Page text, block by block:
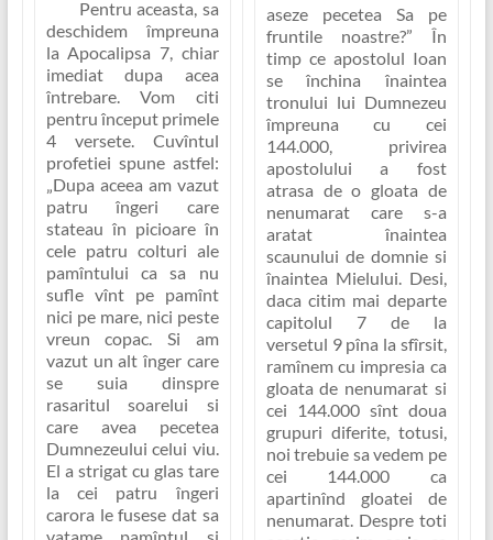
Pentru aceasta, sa
deschidem împreuna
la Apocalipsa 7, chiar
imediat dupa acea
întrebare. Vom citi
pentru început primele
4 versete. Cuvîntul
profetiei spune astfel:
„Dupa aceea am vazut
patru îngeri care
stateau în picioare în
cele patru colturi ale
pamîntului ca sa nu
sufle vînt pe pamînt
nici pe mare, nici peste
vreun copac. Si am
vazut un alt înger care
se suia dinspre
rasaritul soarelui si
care avea pecetea
Dumnezeului celui viu.
El a strigat cu glas tare
la cei patru îngeri
carora le fusese dat sa
aseze pecetea Sa pe
fruntile noastre?” În
timp ce apostolul Ioan
se închina înaintea
tronului lui Dumnezeu
împreuna cu cei
144.000, privirea
apostolului a fost
atrasa de o gloata de
nenumarat care s-a
aratat înaintea
scaunului de domnie si
înaintea Mielului. Desi,
daca citim mai departe
capitolul 7 de la
versetul 9 pîna la sfîrsit,
ramînem cu impresia ca
gloata de nenumarat si
cei 144.000 sînt doua
grupuri diferite, totusi,
noi trebuie sa vedem pe
cei 144.000 ca
apartinînd gloatei de
nenumarat. Despre toti